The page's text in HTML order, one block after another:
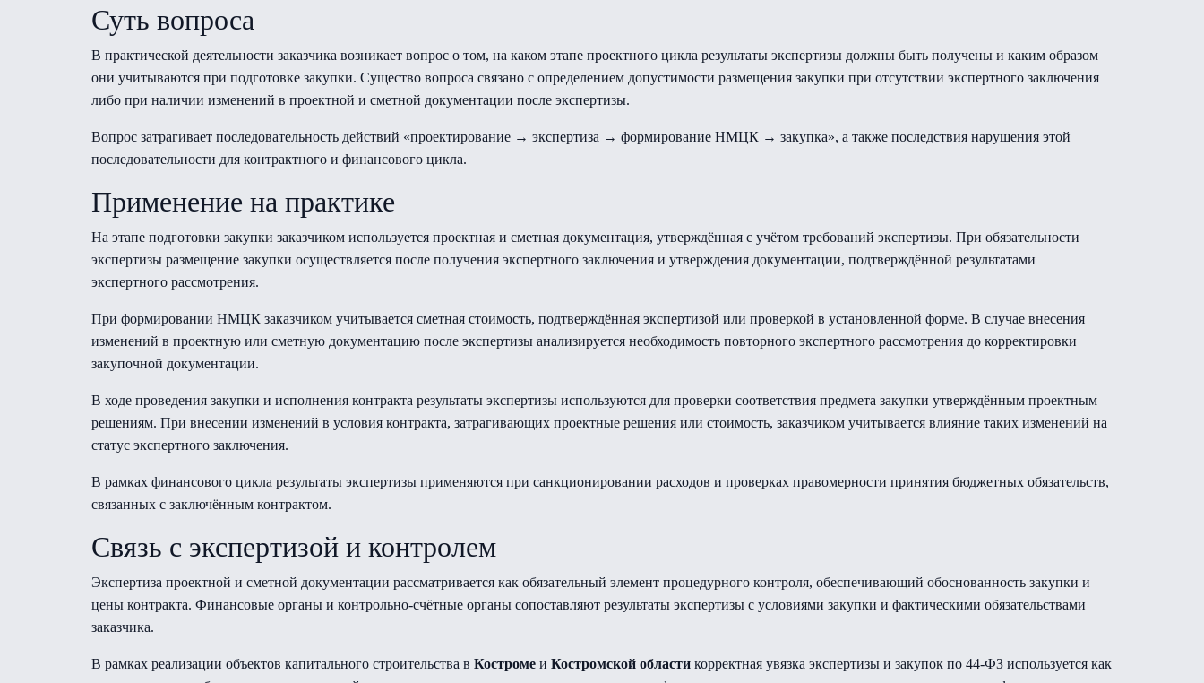
Суть вопроса
В практической деятельности заказчика возникает вопрос о том, на каком этапе проектного цикла результаты экспертизы должны быть получены и каким образом
они учитываются при подготовке закупки. Существо вопроса связано с определением допустимости размещения закупки при отсутствии экспертного заключения
либо при наличии изменений в проектной и сметной документации после экспертизы.
Вопрос затрагивает последовательность действий «проектирование → экспертиза → формирование НМЦК → закупка», а также последствия нарушения этой
последовательности для контрактного и финансового цикла.
Применение на практике
На этапе подготовки закупки заказчиком используется проектная и сметная документация, утверждённая с учётом требований экспертизы. При обязательности
экспертизы размещение закупки осуществляется после получения экспертного заключения и утверждения документации, подтверждённой результатами
экспертного рассмотрения.
При формировании НМЦК заказчиком учитывается сметная стоимость, подтверждённая экспертизой или проверкой в установленной форме. В случае внесения
изменений в проектную или сметную документацию после экспертизы анализируется необходимость повторного экспертного рассмотрения до корректировки
закупочной документации.
В ходе проведения закупки и исполнения контракта результаты экспертизы используются для проверки соответствия предмета закупки утверждённым проектным
решениям. При внесении изменений в условия контракта, затрагивающих проектные решения или стоимость, заказчиком учитывается влияние таких изменений на
статус экспертного заключения.
В рамках финансового цикла результаты экспертизы применяются при санкционировании расходов и проверках правомерности принятия бюджетных обязательств,
связанных с заключённым контрактом.
Связь с экспертизой и контролем
Экспертиза проектной и сметной документации рассматривается как обязательный элемент процедурного контроля, обеспечивающий обоснованность закупки и
цены контракта. Финансовые органы и контрольно-счётные органы сопоставляют результаты экспертизы с условиями закупки и фактическими обязательствами
заказчика.
В рамках реализации объектов капитального строительства в Костроме и Костромской области корректная увязка экспертизы и закупок по 44-ФЗ используется как